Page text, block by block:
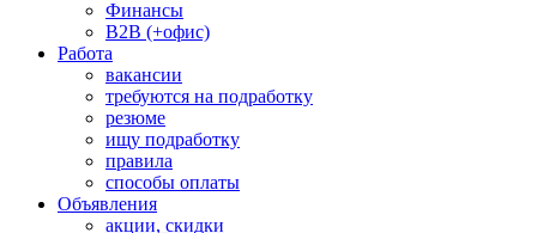
Финансы
B2B (+офис)
Работа
вакансии
требуются на подработку
резюме
ищу подработку
правила
способы оплаты
Объявления
акции, скидки